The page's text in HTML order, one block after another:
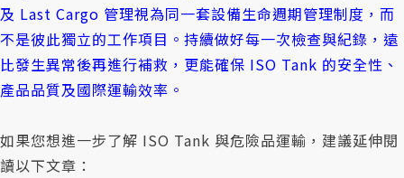
及 Last Cargo 管理視為同一套設備生命週期管理制度，而
不是彼此獨立的工作項目。持續做好每一次檢查與紀錄，遠
比發生異常後再進行補救，更能確保 ISO Tank 的安全性、
產品品質及國際運輸效率。
如果您想進一步了解 ISO Tank 與危險品運輸，建議延伸閱
讀以下文章：